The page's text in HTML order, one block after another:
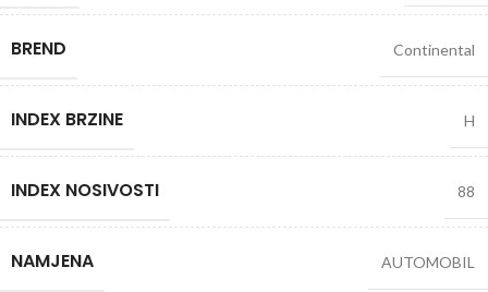
BREND Continental
INDEX BRZINE H
INDEX NOSIVOSTI 88
NAMJENA AUTOMOBIL